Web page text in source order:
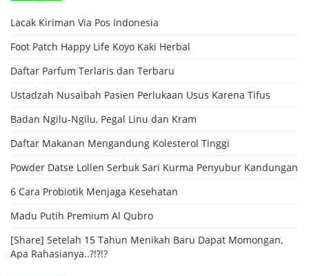
Lacak Kiriman Via Pos Indonesia
Foot Patch Happy Life Koyo Kaki Herbal
Daftar Parfum Terlaris dan Terbaru
Ustadzah Nusaibah Pasien Perlukaan Usus Karena Tifus
Badan Ngilu-Ngilu, Pegal Linu dan Kram
Daftar Makanan Mengandung Kolesterol Tinggi
Powder Datse Lollen Serbuk Sari Kurma Penyubur Kandungan
6 Cara Probiotik Menjaga Kesehatan
Madu Putih Premium Al Qubro
[Share] Setelah 15 Tahun Menikah Baru Dapat Momongan,
Apa Rahasianya..?!?!?